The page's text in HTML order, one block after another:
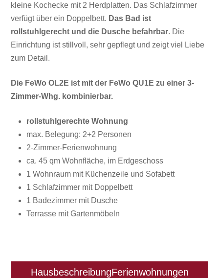
kleine Kochecke mit 2 Herdplatten. Das Schlafzimmer
verfügt über ein Doppelbett. Das Bad ist
rollstuhlgerecht und die Dusche befahrbar. Die
Einrichtung ist stillvoll, sehr gepflegt und zeigt viel Liebe
zum Detail.
Die FeWo OL2E ist mit der FeWo QU1E zu einer 3-
Zimmer-Whg. kombinierbar.
rollstuhlgerechte Wohnung
max. Belegung: 2+2 Personen
2-Zimmer-Ferienwohnung
ca. 45 qm Wohnfläche, im Erdgeschoss
1 Wohnraum mit Küchenzeile und Sofabett
1 Schlafzimmer mit Doppelbett
1 Badezimmer mit Dusche
Terrasse mit Gartenmöbeln
HausbeschreibungFerienwohnungen